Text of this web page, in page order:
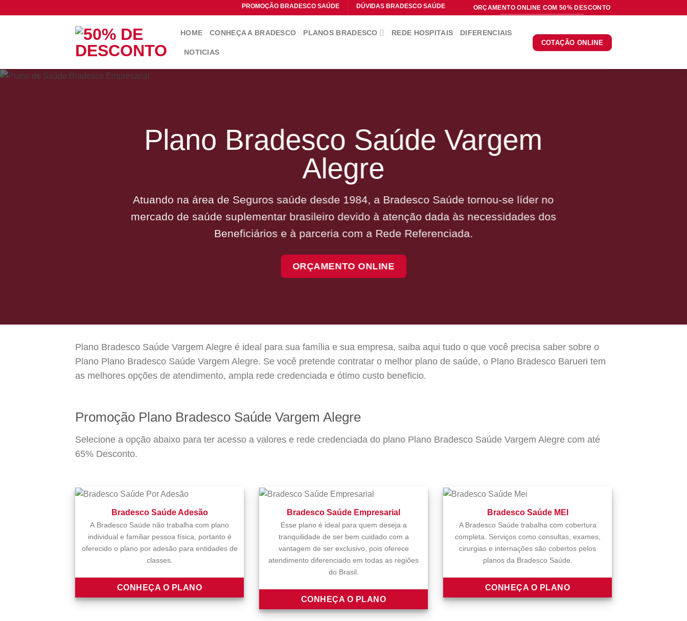
PROMOÇÃO BRADESCO SAÚDE DÚVIDAS BRADESCO SAÚDE ORÇAMENTO ONLINE COM 50% DESCONTO
HOME CONHEÇA A BRADESCO PLANOS BRADESCO REDE HOSPITAIS DIFERENCIAIS
NOTICIAS
COTAÇÃO ONLINE
Plano Bradesco Saúde Vargem
Alegre
Atuando na área de Seguros saúde desde 1984, a Bradesco Saúde tornou-se líder no
mercado de saúde suplementar brasileiro devido à atenção dada às necessidades dos
Beneficiários e à parceria com a Rede Referenciada.
ORÇAMENTO ONLINE
Plano Bradesco Saúde Vargem Alegre é ideal para sua família e sua empresa, saiba aqui tudo o que você precisa saber sobre o
Plano Plano Bradesco Saúde Vargem Alegre. Se você pretende contratar o melhor plano de saúde, o Plano Bradesco Barueri tem
as melhores opções de atendimento, ampla rede credenciada e ótimo custo beneficio.
Promoção Plano Bradesco Saúde Vargem Alegre
Selecione a opção abaixo para ter acesso a valores e rede credenciada do plano Plano Bradesco Saúde Vargem Alegre com até
65% Desconto.
Bradesco Saúde Adesão
A Bradesco Saúde não trabalha com plano
individual e familiar pessoa física, portanto é
oferecido o plano por adesão para entidades de
classes.
CONHEÇA O PLANO
Bradesco Saúde Empresarial
Esse plano é ideal para quem deseja a
tranquilidade de ser bem cuidado com a
vantagem de ser exclusivo, pois oferece
atendimento diferenciado em todas as regiões
do Brasil.
CONHEÇA O PLANO
Bradesco Saúde MEI
A Bradesco Saúde trabalha com cobertura
completa. Serviços como consultas, exames,
cirurgias e internações são cobertos pelos
planos da Bradesco Saúde.
CONHEÇA O PLANO